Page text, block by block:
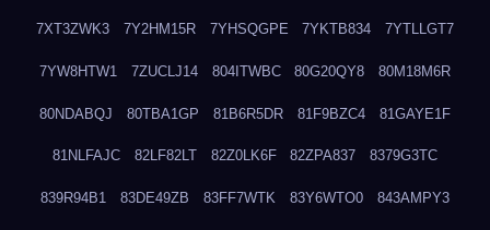
7XT3ZWK3 7Y2HM15R 7YHSQGPE 7YKTB834 7YTLLGT7
7YW8HTW1 7ZUCLJ14 804ITWBC 80G20QY8 80M18M6R
80NDABQJ 80TBA1GP 81B6R5DR 81F9BZC4 81GAYE1F
81NLFAJC 82LF82LT 82Z0LK6F 82ZPA837 8379G3TC
839R94B1 83DE49ZB 83FF7WTK 83Y6WTO0 843AMPY3